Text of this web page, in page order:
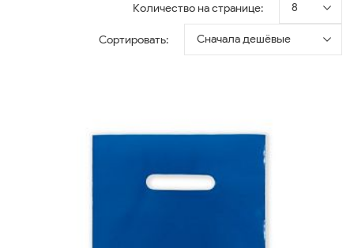
Количество на странице: 8
Сортировать: Сначала дешёвые